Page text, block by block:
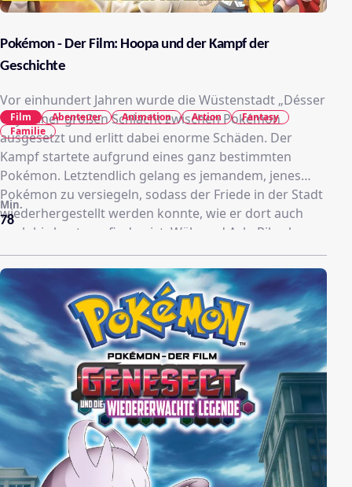
Pokémon - Der Film: Hoopa und der Kampf der
Geschichte
Vor einhundert Jahren wurde die Wüstenstadt „Désser
City” einer großen Schlacht zwischen Pokémon
ausgesetzt und erlitt dabei enorme Schäden. Der
Kampf startete aufgrund eines ganz bestimmten
Pokémon. Letztendlich gelang es jemandem, jenes
Pokémon zu versiegeln, sodass der Friede in der Stadt
wiederhergestellt werden konnte, wie er dort auch
noch bis heute zu finden ist. Während Ash, Pikachu
und seine Freunde ihre Reise durch die Pokémon-Welt
fortsetzen, machen sie Bekanntschaft mit dem
mysteriösen Pokémon Hoopa, das magische Ringe bei
sich trägt, um alles und jeden herbeirufen zu können.
Begleitet wird Hoopa von einem Mädchen namens
Mary.
78
Min.
Film Abenteuer Animation Action
Fantasy
Familie